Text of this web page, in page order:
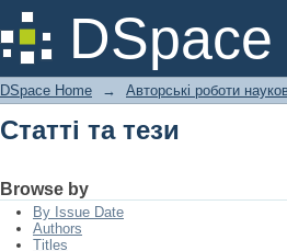
Статті та тези
DSpace Home → Авторські роботи
Статті та тези
Browse by
By Issue Date
Authors
Titles